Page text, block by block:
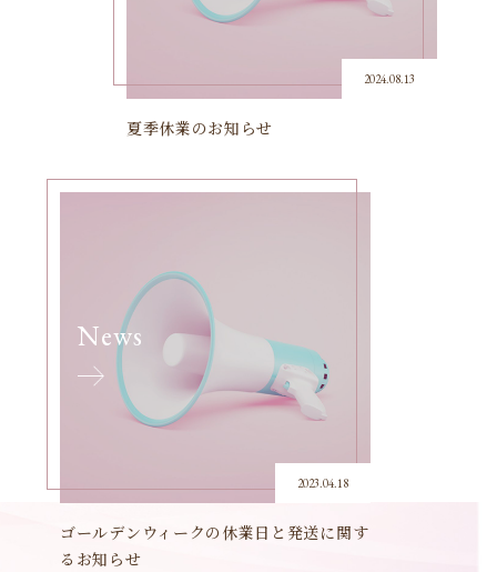
2024.08.13
夏季休業のお知らせ
News
2023.04.18
ゴールデンウィークの休業日と発送に関す
るお知らせ